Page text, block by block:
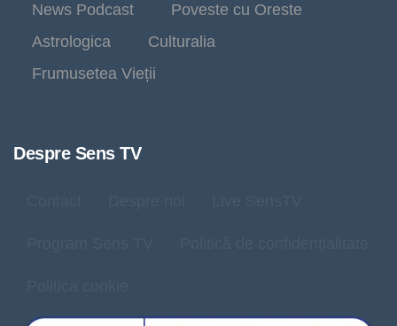
News Podcast
Poveste cu Oreste
Astrologica
Culturalia
Frumusetea Vieții
Despre Sens TV